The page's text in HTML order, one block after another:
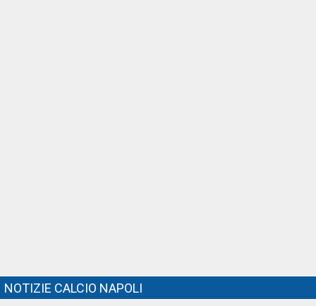
NOTIZIE CALCIO NAPOLI